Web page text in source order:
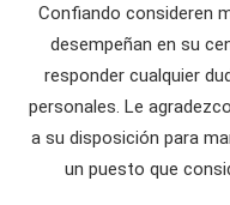
Confiando consideren
desempeñan en su
responder cualquier
personales. Le
a su disposición para
un puesto que